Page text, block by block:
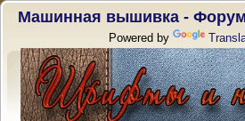
Машинная вышивка - Форум
Powered by